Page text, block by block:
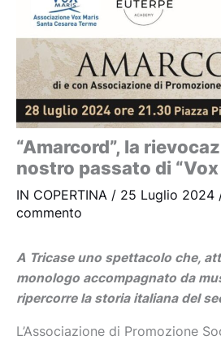
“Amarcord”, la
nostro passato di “Vox
IN COPERTINA / 25 Luglio 2024
commento
A Tricase uno spettacolo che,
monologo accompagnato da
ripercorre la storia italiana del
L’Associazione di Promozione